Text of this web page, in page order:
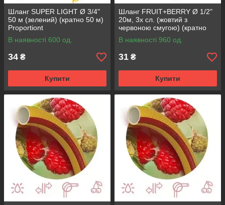
Шланг SUPER LIGHT Ø 3/4"
50 м (зелений) (кратно 50 м)
Proportiont
В наявності 600 од.
34 ₴
Купити
Шланг FRUIT+BERRY Ø 1/2"
20м, 3х сл. (жовтий з
червоною смугою) (кратно
20м) {20}
В наявності 960 од.
31 ₴
Купити